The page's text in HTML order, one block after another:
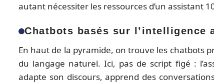
autant nécessiter les ressources d’un assistant
Chatbots basés sur l’intelligence
En haut de la pyramide, on trouve les chatbots
du langage naturel. Ici, pas de script figé :
adapte son discours, apprend des